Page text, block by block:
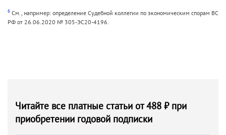
6 См., например: определение Судебной коллегии по экономическим спорам ВС
РФ от 26.06.2020 № 305-ЭС20-4196.
Читайте все платные статьи от 488 ₽ при
приобретении годовой подписки